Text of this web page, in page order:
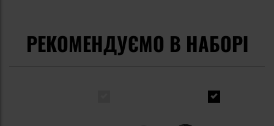
РЕКОМЕНДУЄМО В НАБОРІ